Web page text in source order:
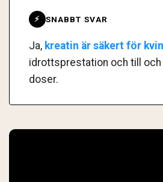
⚡ SNABBT SVAR
Ja, kreatin är säkert för
idrottsprestation och till
doser.